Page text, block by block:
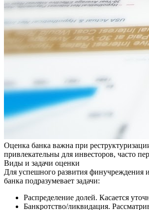
Оценка банка важна при
привлекательны для инвесторов, часто
Виды и задачи оценки
Для успешного развития финучреждения
банка подразумевает задачи:
Распределение долей. Касается
Банкротство/ликвидация.